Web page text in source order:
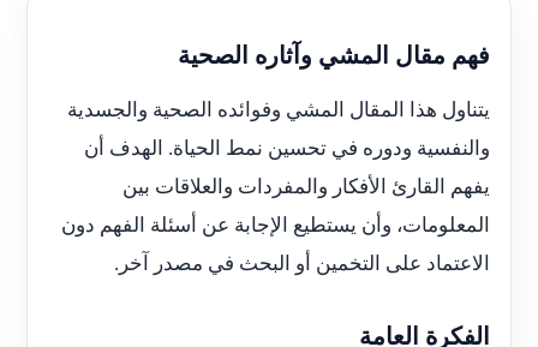
فهم مقال المشي وآثاره الصحية
يتناول هذا المقال المشي وفوائده الصحية والجسدية
والنفسية ودوره في تحسين نمط الحياة. الهدف أن
يفهم القارئ الأفكار والمفردات والعلاقات بين
المعلومات، وأن يستطيع الإجابة عن أسئلة الفهم دون
الاعتماد على التخمين أو البحث في مصدر آخر.
الفكرة العامة